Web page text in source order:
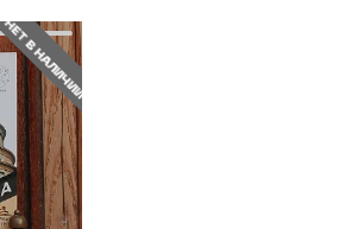
НЕТ В НАЛИЧИИ